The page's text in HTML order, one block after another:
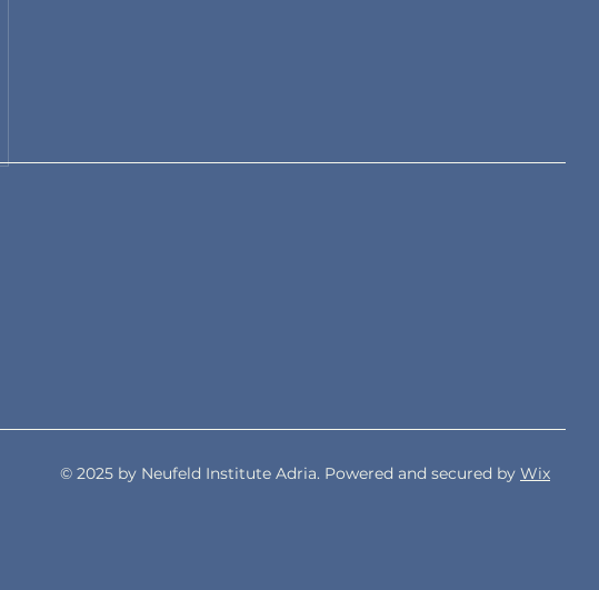
© 2025 by Neufeld Institute Adria. Powered and secured by Wix